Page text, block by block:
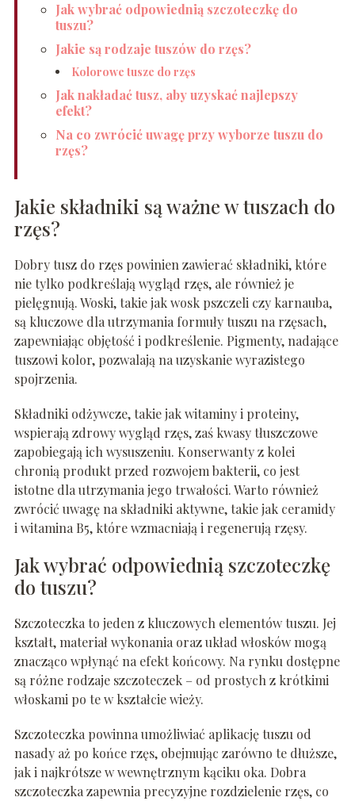
Jak wybrać odpowiednią szczoteczkę do
tuszu?
Jakie są rodzaje tuszów do rzęs?
Kolorowe tusze do rzęs
Jak nakładać tusz, aby uzyskać najlepszy
efekt?
Na co zwrócić uwagę przy wyborze tuszu do
rzęs?
Jakie składniki są ważne w tuszach do
rzęs?
Dobry tusz do rzęs powinien zawierać składniki, które
nie tylko podkreślają wygląd rzęs, ale również je
pielęgnują. Woski, takie jak wosk pszczeli czy karnauba,
są kluczowe dla utrzymania formuły tuszu na rzęsach,
zapewniając objętość i podkreślenie. Pigmenty, nadające
tuszowi kolor, pozwalają na uzyskanie wyrazistego
spojrzenia.
Składniki odżywcze, takie jak witaminy i proteiny,
wspierają zdrowy wygląd rzęs, zaś kwasy tłuszczowe
zapobiegają ich wysuszeniu. Konserwanty z kolei
chronią produkt przed rozwojem bakterii, co jest
istotne dla utrzymania jego trwałości. Warto również
zwrócić uwagę na składniki aktywne, takie jak ceramidy
i witamina B5, które wzmacniają i regenerują rzęsy.
Jak wybrać odpowiednią szczoteczkę
do tuszu?
Szczoteczka to jeden z kluczowych elementów tuszu. Jej
kształt, materiał wykonania oraz układ włosków mogą
znacząco wpłynąć na efekt końcowy. Na rynku dostępne
są różne rodzaje szczoteczek – od prostych z krótkimi
włoskami po te w kształcie wieży.
Szczoteczka powinna umożliwiać aplikację tuszu od
nasady aż po końce rzęs, obejmując zarówno te dłuższe,
jak i najkrótsze w wewnętrznym kąciku oka. Dobra
szczoteczka zapewnia precyzyjne rozdzielenie rzęs, co